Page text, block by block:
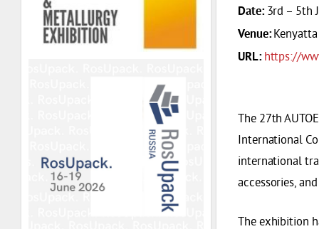
Date:3rd – 5th
Venue:Kenyatta
URL: https://
The 27th
International
international
accessories,
The exhibition